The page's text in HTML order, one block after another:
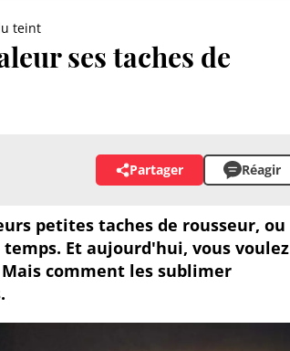
teint
ses taches de
Partager Réagir
petites taches de rousseur, ou
Et aujourd'hui, vous voulez
comment les sublimer